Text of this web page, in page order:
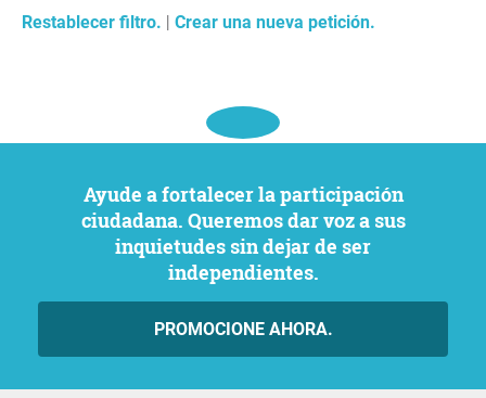
Restablecer filtro. | Crear una nueva petición.
Ayude a fortalecer la participación
ciudadana. Queremos dar voz a sus
inquietudes sin dejar de ser
independientes.
PROMOCIONE AHORA.